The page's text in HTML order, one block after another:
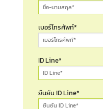
เบอร์โทรศัพท์*
ID Line*
ยืนยัน ID Line*